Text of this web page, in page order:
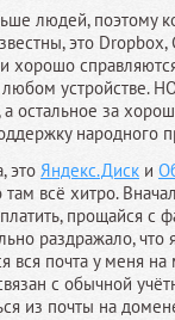
людей, поэтому
это Dropbox,
устройстве.
остальное за
народного
это Яндекс.Диск и
всё хитро.
прощайся с
раздражало, что
вся почта у меня
с обычной
из почты на